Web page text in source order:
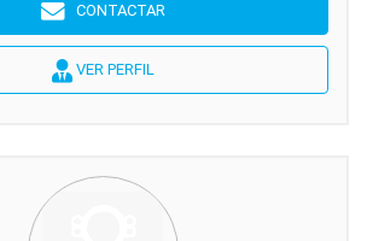
CONTACTAR
VER PERFIL